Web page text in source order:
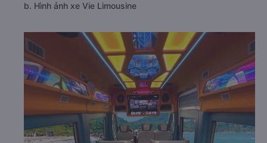
b. Hình ảnh xe Vie Limousine